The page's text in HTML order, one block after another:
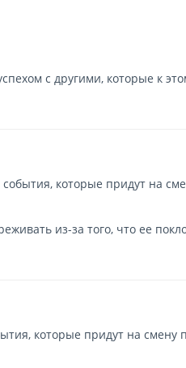
с другими, которые к
которые придут на
из-за того, что ее
которые придут на смену